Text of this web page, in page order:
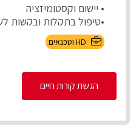
• יישום וקסטומיזציה
•טיפול בתקלות ובקשות
•בדיקות קבלה לפיתוח...
HD וטכנאים
הגשת קורות חיים